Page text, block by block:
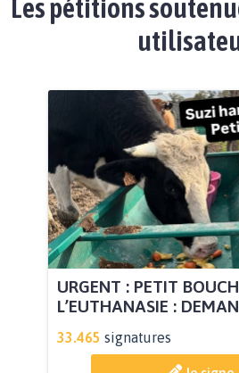
Les pétitions
URGENT : PETIT
L’EUTHANASIE :
33.465 signatures